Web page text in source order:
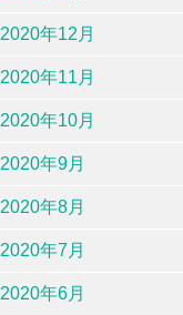
2020年12月
2020年11月
2020年10月
2020年9月
2020年8月
2020年7月
2020年6月